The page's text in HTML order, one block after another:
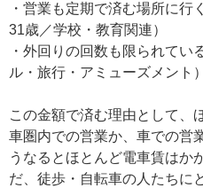
・営業も定期で済む場所に行
31歳／学校・教育関連）
・外回りの回数も限られてい
ル・旅行・アミューズメント）
この金額で済む理由として、
車圏内での営業か、車での営
うなるとほとんど電車賃はか
だ、徒歩・自転車の人たちに